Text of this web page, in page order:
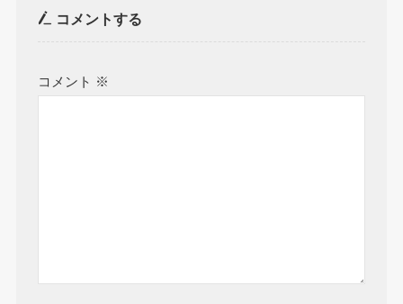
コメントする
コメント ※